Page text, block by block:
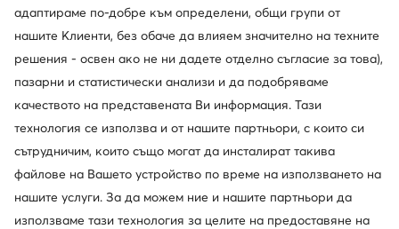
Смени държавата: България (BG)
© obuvki.bg 2026
Регламент
Промени настройките
адаптираме по-добре към определени, общи групи от
нашите Клиенти, без обаче да влияем значително на техните
решения - освен ако не ни дадете отделно съгласие за това),
пазарни и статистически анализи и да подобряваме
качеството на представената Ви информация. Тази
технология се използва и от нашите партньори, с които си
сътрудничим, които също могат да инсталират такива
файлове на Вашето устройство по време на използването на
нашите услуги. За да можем ние и нашите партньори да
използваме тази технология за целите на предоставяне на